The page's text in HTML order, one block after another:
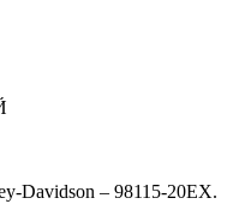
Davidson – 98115-20EX.